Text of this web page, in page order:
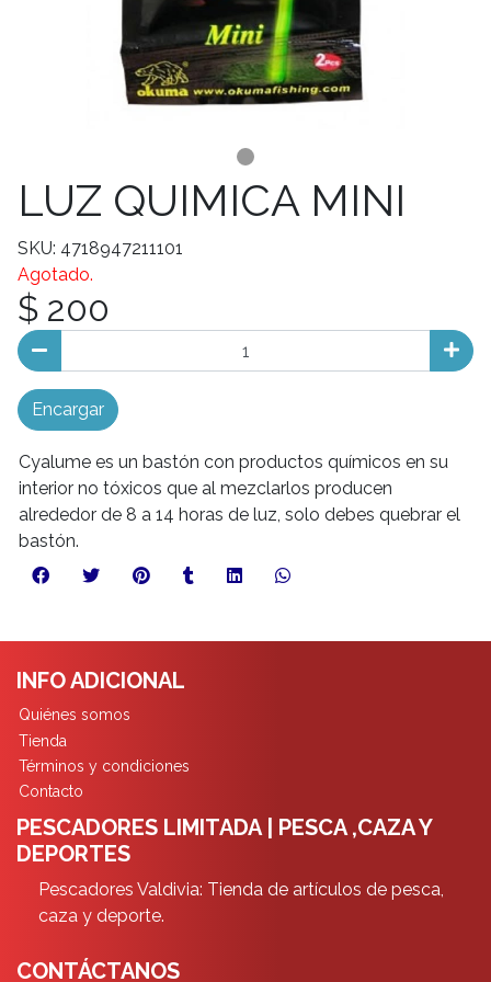
LUZ QUIMICA MINI
SKU: 4718947211101
Agotado.
$ 200
Encargar
Cyalume es un bastón con productos químicos en su
interior no tóxicos que al mezclarlos producen
alrededor de 8 a 14 horas de luz, solo debes quebrar el
bastón.
INFO ADICIONAL
Quiénes somos
Tienda
Términos y condiciones
Contacto
PESCADORES LIMITADA | PESCA ,CAZA Y
DEPORTES
Pescadores Valdivia: Tienda de artículos de pesca,
caza y deporte.
CONTÁCTANOS